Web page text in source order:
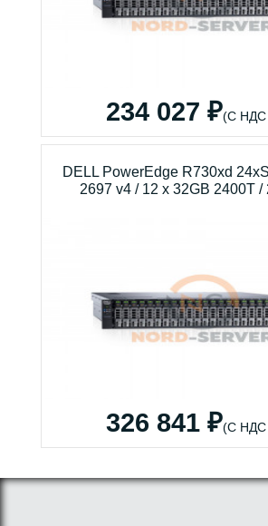
234 027 ₽(С НДС
DELL PowerEdge R730xd
2697 v4 / 12 x 32GB 2400T /
326 841 ₽(С НДС